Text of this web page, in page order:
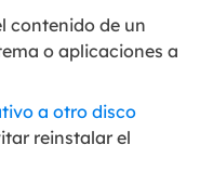
contenido de un
o aplicaciones a
a otro disco
reinstalar el